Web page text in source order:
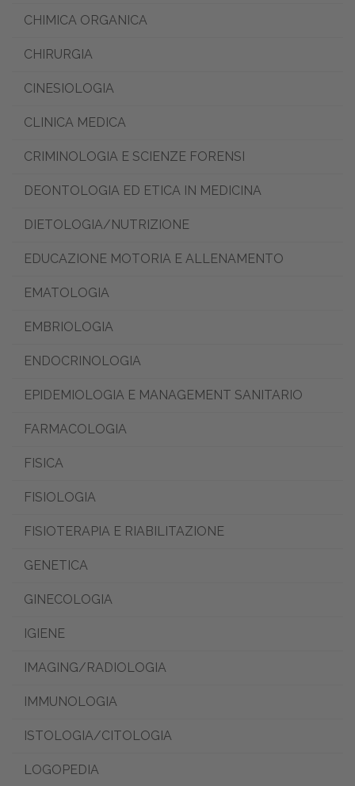
CHIMICA ORGANICA
CHIRURGIA
CINESIOLOGIA
CLINICA MEDICA
CRIMINOLOGIA E SCIENZE FORENSI
DEONTOLOGIA ED ETICA IN MEDICINA
DIETOLOGIA/NUTRIZIONE
EDUCAZIONE MOTORIA E ALLENAMENTO
EMATOLOGIA
EMBRIOLOGIA
ENDOCRINOLOGIA
EPIDEMIOLOGIA E MANAGEMENT SANITARIO
FARMACOLOGIA
FISICA
FISIOLOGIA
FISIOTERAPIA E RIABILITAZIONE
GENETICA
GINECOLOGIA
IGIENE
IMAGING/RADIOLOGIA
IMMUNOLOGIA
ISTOLOGIA/CITOLOGIA
LOGOPEDIA